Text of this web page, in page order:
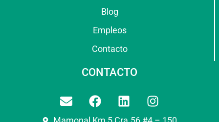
Blog
Empleos
Contacto
CONTACTO